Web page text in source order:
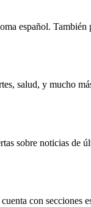
español.
salud, y mucho
sobre noticias de
con secciones